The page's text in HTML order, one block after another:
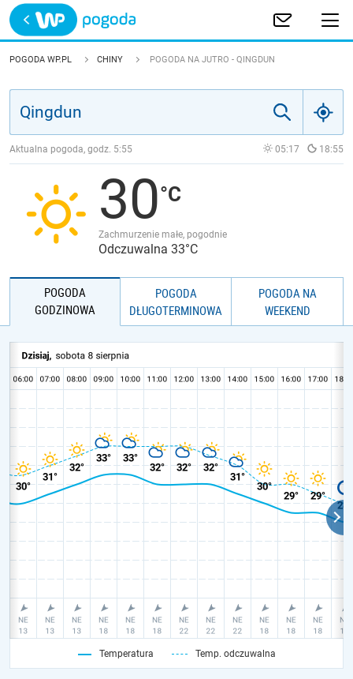
Trwa ładowanie
POLSKA
JAKOŚĆ POWIETRZA
POGODA WP.PL CHINY POGODA NA JUTRO - QINGDUN
Aktualna pogoda, godz. 5:55 05:17 18:55
30
Zachmurzenie małe, pogodnie
Odczuwalna 33°C
POGODA
GODZINOWA
POGODA
DŁUGOTERMINOWA
POGODA NA
WEEKEND
Temperatura Temp. odczuwalna